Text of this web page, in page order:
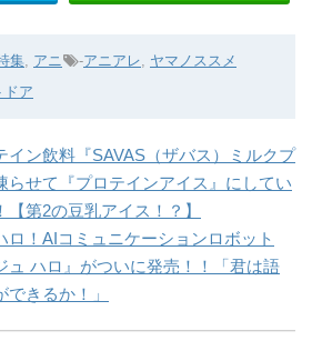
集, アニ
ドア
-アニアレ, ヤマノススメ
イン飲料『SAVAS（ザバス）ミルクプ
らせて『プロテインアイス』にしてい
【第2の豆乳アイス！？】
ロ！AIコミュニケーションロボット
ュ ハロ』がついに発売！！「君は語
できるか！」